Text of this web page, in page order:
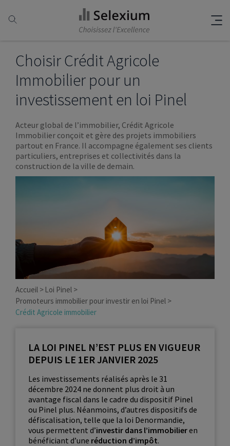
Choisir Crédit Agricole
Immobilier pour un
investissement en loi Pinel
Acteur global de l’immobilier, Crédit Agricole
Immobilier conçoit et gère des projets immobiliers
partout en France. Il accompagne également ses clients
particuliers, entreprises et collectivités dans la
construction de la ville de demain.
Accueil
Loi Pinel
Promoteurs immobilier pour investir en loi Pinel
Crédit Agricole immobilier
LA LOI PINEL N’EST PLUS EN VIGUEUR
DEPUIS LE 1ER JANVIER 2025
Les investissements réalisés après le 31
décembre 2024 ne donnent plus droit à un
avantage fiscal dans le cadre du dispositif Pinel
ou Pinel plus. Néanmoins, d’autres dispositifs de
défiscalisation, telle que la loi Denormandie,
vous permettent d’investir dans l’immobilieren
bénéficiant d’une réduction d’impôt.